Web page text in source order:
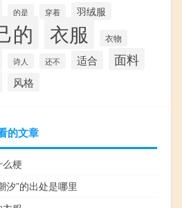
的是 穿着 羽绒服
的 衣服 衣物
诗人 还不 适合 面料
风格
的文章
梗
汐”的出处是哪里